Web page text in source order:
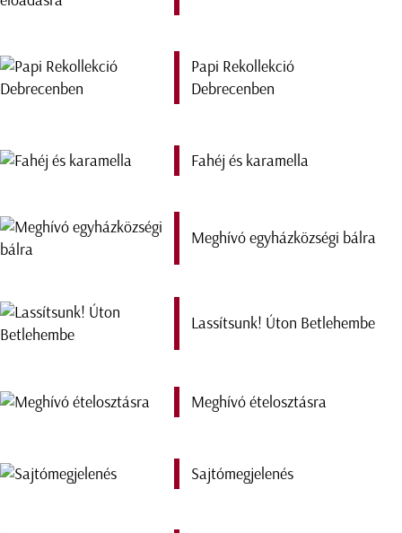
Papi Rekollekció
Debrecenben
Fahéj és karamella
Meghívó egyházközségi bálra
Lassítsunk! Úton Betlehembe
Meghívó ételosztásra
Sajtómegjelenés